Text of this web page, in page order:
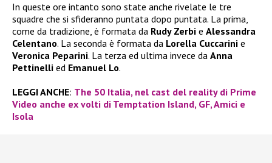
In queste ore intanto sono state anche rivelate le tre
squadre che si sfideranno puntata dopo puntata. La prima,
come da tradizione, è formata da Rudy Zerbi e Alessandra
Celentano. La seconda è formata da Lorella Cuccarini e
Veronica Peparini. La terza ed ultima invece da Anna
Pettinelli ed Emanuel Lo.
LEGGI ANCHE: The 50 Italia, nel cast del reality di Prime
Video anche ex volti di Temptation Island, GF, Amici e
Isola